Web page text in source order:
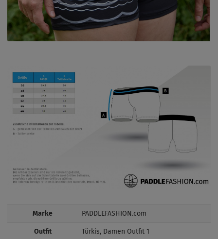
Marke PADDLEFASHION.com
Outfit Türkis, Damen Outfit 1